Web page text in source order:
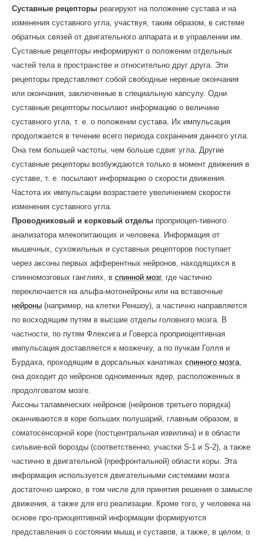
Суставные рецепторы реагируют на положение сустава и на
изменения суставного угла, участвуя, таким образом, в системе
обратных связей от двигательного аппарата и в управлении им.
Суставные рецепторы информируют о положении отдельных
частей тела в пространстве и относительно друг друга. Эти
рецепторы представляют собой свободные нервные окончания
или окончания, заключенные в специальную капсулу. Одни
суставные рецепторы посылают информацию о величине
суставного угла, т. е. о положении сустава. Их импульсация
продолжается в течение всего периода сохранения данного угла.
Она тем большей частоты, чем больше сдвиг угла. Другие
суставные рецепторы возбуждаются только в момент движения в
суставе, т. е. посылают информацию о скорости движения.
Частота их импульсации возрастаете увеличением скорости
изменения суставного угла.
Проводниковый и корковый отделы проприоцеп-тивного
анализатора млекопитающих и человека. Информация от
мышечных, сухожильных и суставных рецепторов поступает
через аксоны первых афферентных нейронов, находящихся в
спинномозговых ганглиях, в спинной мозг, где частично
переключается на альфа-мотонейроны или на вставочные
нейроны (например, на клетки Реншоу), а частично направляется
по восходя­щим путям в высшие отделы головного мозга. В
частности, по путям Флексига и Говерса проприоцептивная
импульсация доставляется к мозжечку, а по пучкам Голля и
Бурдаха, проходящим в дорсальных канатиках спинного мозга,
она доходит до нейронов одноименных ядер, расположенных в
продолговатом мозге.
Аксоны таламических нейронов (нейронов третьего порядка)
оканчиваются в коре больших полушарий, главным образом, в
соматосенсорной коре (постцентральная извилина) и в области
сильвие-вой борозды (соответственно, участки S-1 и S-2), а также
частично в двигательной (префронтальной) области коры. Эта
информация используется двигательными системами мозга
достаточно широко, в том числе для принятия решения о замысле
движения, а также для его реализации. Кроме того, у человека на
основе про-приоцептивной информации формируются
представления о состоянии мышц и суставов, а также, в целом, о